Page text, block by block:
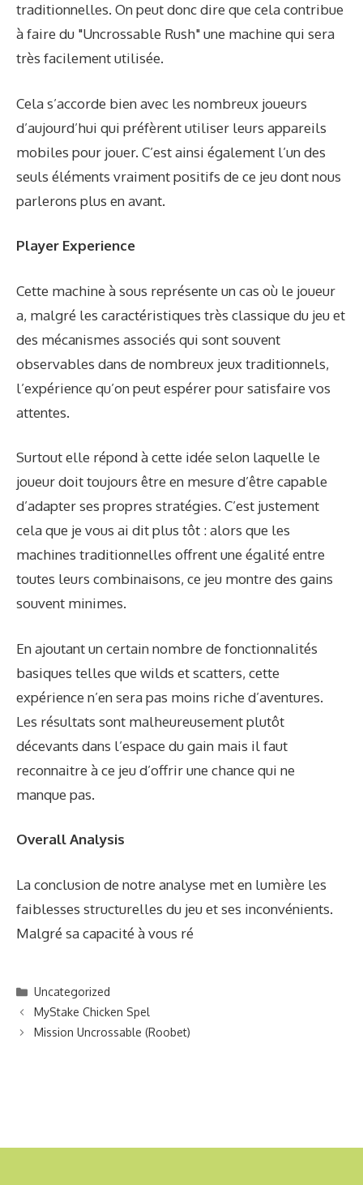
traditionnelles. On peut donc dire que cela contribue
à faire du "Uncrossable Rush" une machine qui sera
très facilement utilisée.
Cela s’accorde bien avec les nombreux joueurs
d’aujourd’hui qui préfèrent utiliser leurs appareils
mobiles pour jouer. C’est ainsi également l’un des
seuls éléments vraiment positifs de ce jeu dont nous
parlerons plus en avant.
Player Experience
Cette machine à sous représente un cas où le joueur
a, malgré les caractéristiques très classique du jeu et
des mécanismes associés qui sont souvent
observables dans de nombreux jeux traditionnels,
l’expérience qu’on peut espérer pour satisfaire vos
attentes.
Surtout elle répond à cette idée selon laquelle le
joueur doit toujours être en mesure d’être capable
d’adapter ses propres stratégies. C’est justement
cela que je vous ai dit plus tôt : alors que les
machines traditionnelles offrent une égalité entre
toutes leurs combinaisons, ce jeu montre des gains
souvent minimes.
En ajoutant un certain nombre de fonctionnalités
basiques telles que wilds et scatters, cette
expérience n’en sera pas moins riche d’aventures.
Les résultats sont malheureusement plutôt
décevants dans l’espace du gain mais il faut
reconnaitre à ce jeu d’offrir une chance qui ne
manque pas.
Overall Analysis
La conclusion de notre analyse met en lumière les
faiblesses structurelles du jeu et ses inconvénients.
Malgré sa capacité à vous ré
Categories
Uncategorized
MyStake Chicken Spel
Mission Uncrossable (Roobet)